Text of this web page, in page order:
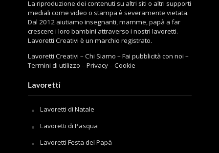
La riproduzione dei contenuti su altri siti o altri supporti
mediali come video o stampa è severamente vietata.
Dal 2012 aiutiamo insegnanti, mamme, papà a far
crescere i loro bambini attraverso i nostri lavoretti.
Lavoretti Creativi è un marchio registrato.
Lavoretti Creativi –Chi Siamo –Fai pubblicità con noi –
Termini di utilizzo –Privacy–Cookie
Lavoretti
Lavoretti di Natale
Lavoretti di Pasqua
Lavoretti Festa del Papà